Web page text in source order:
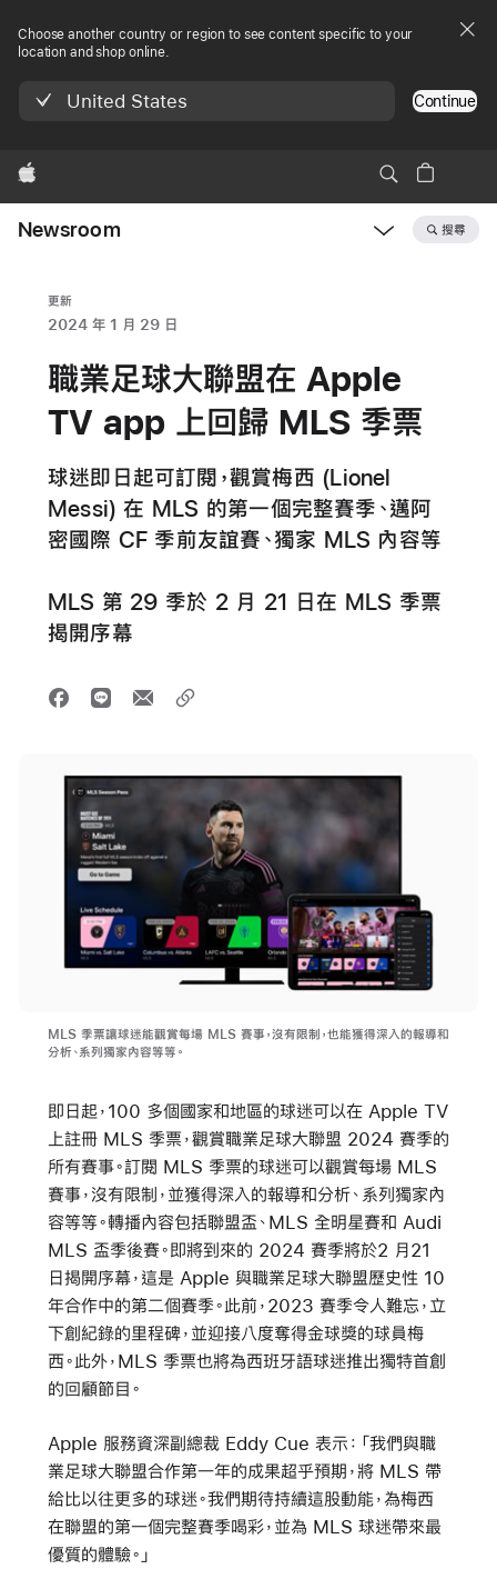
Choose another country or region to see content specific to your
location and shop online.
United States Continue
Apple
Newsroom 搜尋
更新
2024 年 1 月 29 日
職業足球大聯盟在 Apple
TV app 上回歸 MLS 季票
球迷即日起可訂閱，觀賞梅西 (Lionel
Messi) 在 MLS 的第一個完整賽季、邁阿
密國際 CF 季前友誼賽、獨家 MLS 內容等
MLS 第 29 季於 2 月 21 日在 MLS 季票
揭開序幕
MLS 季票讓球迷能觀賞每場 MLS 賽事，沒有限制，也能獲得深入的報導和
分析、系列獨家內容等等。
即日起，100 多個國家和地區的球迷可以在 Apple TV
上註冊 MLS 季票，觀賞職業足球大聯盟 2024 賽季的
所有賽事。訂閱 MLS 季票的球迷可以觀賞每場 MLS
賽事，沒有限制，並獲得深入的報導和分析、系列獨家內
容等等。轉播內容包括聯盟盃、MLS 全明星賽和 Audi
MLS 盃季後賽。即將到來的 2024 賽季將於2 月21
日揭開序幕，這是 Apple 與職業足球大聯盟歷史性 10
年合作中的第二個賽季。此前，2023 賽季令人難忘，立
下創紀錄的里程碑，並迎接八度奪得金球獎的球員梅
西。此外，MLS 季票也將為西班牙語球迷推出獨特首創
的回顧節目。
Apple 服務資深副總裁 Eddy Cue 表示：「我們與職
業足球大聯盟合作第一年的成果超乎預期，將 MLS 帶
給比以往更多的球迷。我們期待持續這股動能，為梅西
在聯盟的第一個完整賽季喝彩，並為 MLS 球迷帶來最
優質的體驗。」